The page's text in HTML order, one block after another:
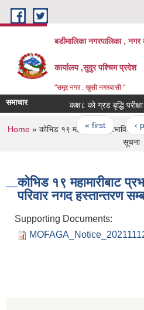
Skip to main content
बडीमालिका नगरपालिका , नगर
कार्यालय ,सुदुर पश्चिम प्रदेश
"समृद्द नगर : खुसी नगरबासी "
समाचार कक्ष८ को ग्रड बृद्धि परीक्षा
Pages
« first ‹
You are here
Home » कोभिड १९ महामारीबाट प्रभावित
सूचना
कोभिड १९ महामारीबाट
परिवार नगद हस्तान्तरण
Supporting Documents: